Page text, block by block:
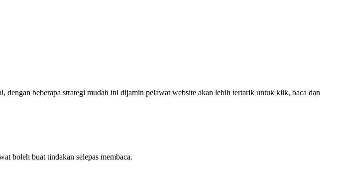
beberapa strategi mudah ini dijamin pelawat website akan lebih tertarik untuk klik, baca dan
boleh buat tindakan selepas membaca.